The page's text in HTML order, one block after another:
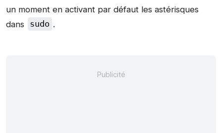
un moment en activant par défaut les astérisques
dans
sudo .